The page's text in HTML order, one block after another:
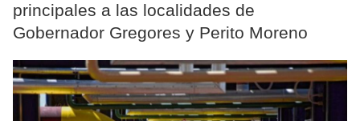
principales a las localidades de
Gobernador Gregores y Perito Moreno